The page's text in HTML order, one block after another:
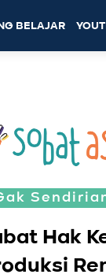
BELAJAR
Hak